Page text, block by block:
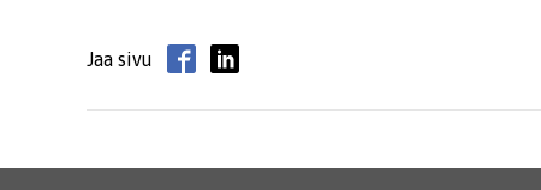
Jaa sivu